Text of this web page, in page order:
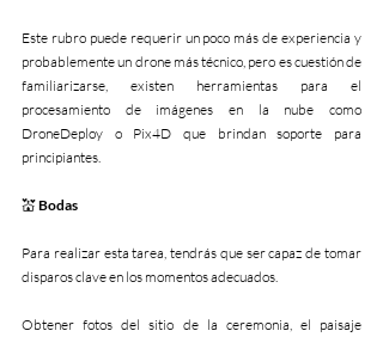
Este rubro puede requerir un poco más de experiencia y
probablemente un drone más técnico, pero es cuestión de
familiarizarse, existen herramientas para el
procesamiento de imágenes en la nube como
DroneDeploy o Pix4D que brindan soporte para
principiantes.
💒 Bodas
Para realizar esta tarea, tendrás que ser capaz de tomar
disparos clave en los momentos adecuados.
Obtener fotos del sitio de la ceremonia, el paisaje